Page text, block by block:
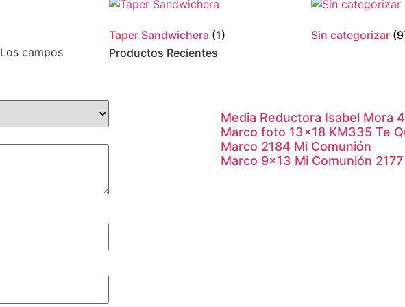
Los campos
Taper Sandwichera (1) Sin categorizar
Productos Recientes
Media Reductora Isabel Mora
Marco foto 13×18 KM335 Te
Marco 2184 Mi Comunión
Marco 9×13 Mi Comunión 2177